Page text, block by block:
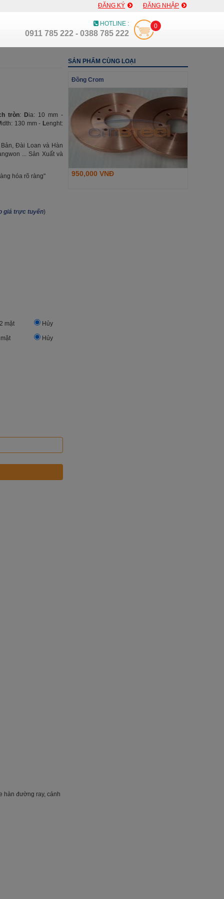
ĐĂNG KÝ ĐĂNG NHẬP
HOTLINE :
0911 785 222 - 0388 785 222
0
tròn: Dia: 10 mm -
idth: 130 mm - Lenght:
Đài Loan và Hàn
... Sản Xuất và
hóa rõ ràng"
giá trực tuyến)
mặt Hủy
Hủy
hàn đường ray, cánh
SẢN PHẨM CÙNG LOẠI
Đồng Crom
950,000 VNĐ